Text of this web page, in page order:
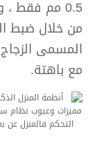
من خلال ضبط
المسمى
مع باهتة.